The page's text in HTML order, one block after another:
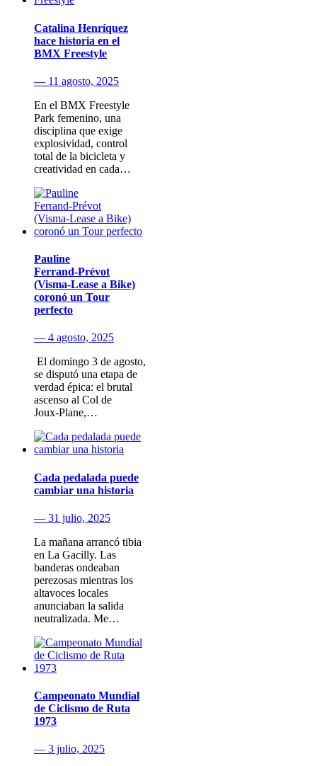
Catalina Henríquez
hace historia en el
BMX Freestyle
— 11 agosto, 2025
En el BMX Freestyle
Park femenino, una
disciplina que exige
explosividad, control
total de la bicicleta y
creatividad en cada…
Pauline
Ferrand‑Prévot
(Visma‑Lease a Bike)
coronó un Tour
perfecto
— 4 agosto, 2025
​ El domingo 3 de agosto​,
se disputó una etapa de
verdad épica: el brutal
ascenso al Col de
Joux‑Plane,…
Cada pedalada puede
cambiar una historia
— 31 julio, 2025
La mañana arrancó tibia
en La Gacilly. Las
banderas ondeaban
perezosas mientras los
altavoces locales
anunciaban la salida
neutralizada. Me…
Campeonato Mundial
de Ciclismo de Ruta
1973
— 3 julio, 2025